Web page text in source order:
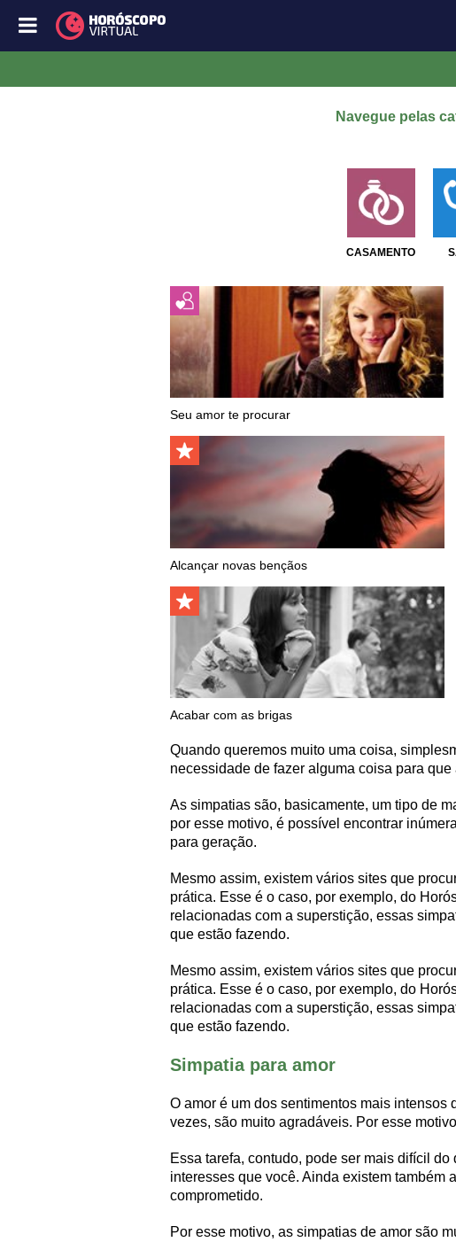
Navegue pelas
CASAMENTO
Seu amor te procurar
Alcançar novas bençãos
Acabar com as brigas
Quando queremos muito uma coisa,
necessidade de fazer alguma coisa para
As simpatias são, basicamente, um tipo de
por esse motivo, é possível encontrar
para geração.
Mesmo assim, existem vários sites que
prática. Esse é o caso, por exemplo, do
relacionadas com a superstição, essas
que estão fazendo.
Mesmo assim, existem vários sites que
prática. Esse é o caso, por exemplo, do
relacionadas com a superstição, essas
que estão fazendo.
Simpatia para amor
O amor é um dos sentimentos mais
vezes, são muito agradáveis. Por esse
Essa tarefa, contudo, pode ser mais difícil
interesses que você. Ainda existem também
comprometido.
Por esse motivo, as simpatias de amor são